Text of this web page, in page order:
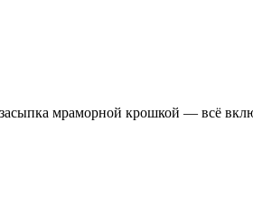
мраморной крошкой — всё